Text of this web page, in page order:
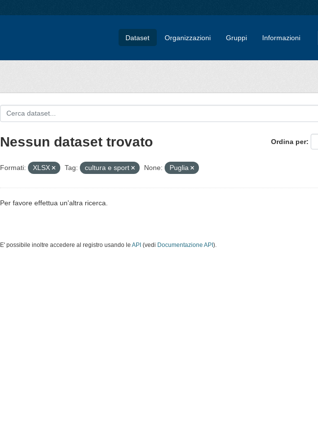
Dataset Organizzazioni Gruppi Informazioni
Ordina per
Nessun dataset trovato
Formati: XLSX Tag: cultura e sport None: Puglia
Per favore effettua un'altra ricerca.
E' possibile inoltre accedere al registro usando le API (vedi Documentazione API ).